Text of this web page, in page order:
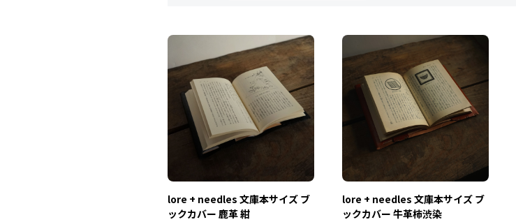
lore + needles 文庫本サイズ ブ
ックカバー 鹿革 紺
lore + needles 文庫本サイズ ブ
ックカバー 牛革柿渋染